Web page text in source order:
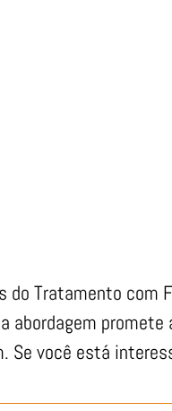
do Tratamento com
abordagem
Se você está